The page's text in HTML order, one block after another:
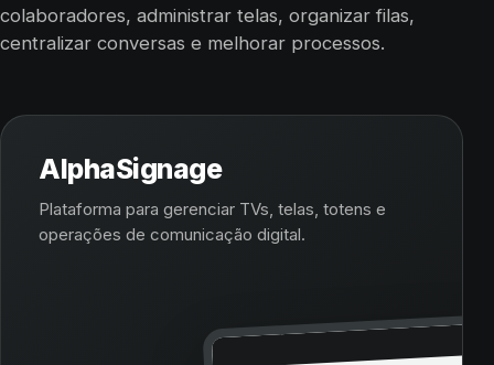
colaboradores, administrar telas, organizar filas,
centralizar conversas e melhorar processos.
AlphaSignage
Plataforma para gerenciar TVs, telas, totens e
operações de comunicação digital.